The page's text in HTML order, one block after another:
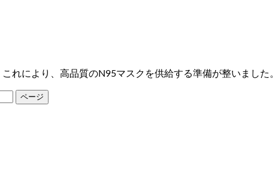
れにより、高品質のN95マスクを供給する準備が整いました。